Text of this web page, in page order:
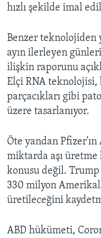
hızlı şekilde imal
Benzer teknolojiden
ayın ilerleyen
ilişkin raporunu
Elçi RNA teknolojisi,
parçacıkları gibi
üzere tasarlanıyor.
Öte yandan
miktarda aşı üretme
konusu değil. Trump
330 milyon
üretileceğini
ABD hükümeti,